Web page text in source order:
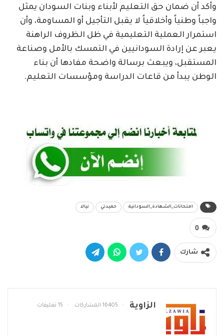
وأكد أن ضمان حق التعليم لأبناء وبنات السودان يمثل
واجباً وطنياً وأخلاقياً لا يقبل التأجيل أو المساومة، وأن
استمرار العملية التعليمية في ظل الظروف الراهنة
يعبر عن إرادة السودانيين في التمسك بالأمل وصناعة
المستقبل، ويبعث برسالة واضحة مفادها أن بناء
الوطن يبدأ من قاعات الدراسة ومؤسسات التعليم.
امتحانات_الشهادة_السودانية حميدتي نيالا
0
شارك
الزاوية 16405 المشاركات 15 تعليقات